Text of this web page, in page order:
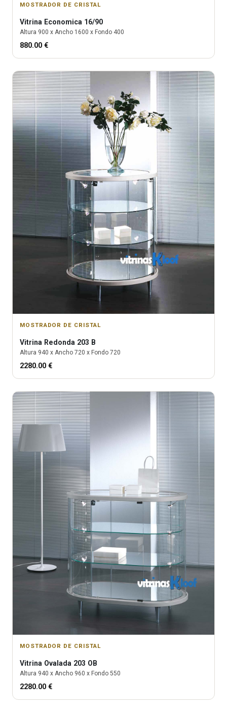
MOSTRADOR DE CRISTAL
Vitrina Economica 16/90
Altura 900 x Ancho 1600 x Fondo 400
880.00 €
MOSTRADOR DE CRISTAL
Vitrina Redonda 203 B
Altura 940 x Ancho 720 x Fondo 720
2280.00 €
MOSTRADOR DE CRISTAL
Vitrina Ovalada 203 OB
Altura 940 x Ancho 960 x Fondo 550
2280.00 €